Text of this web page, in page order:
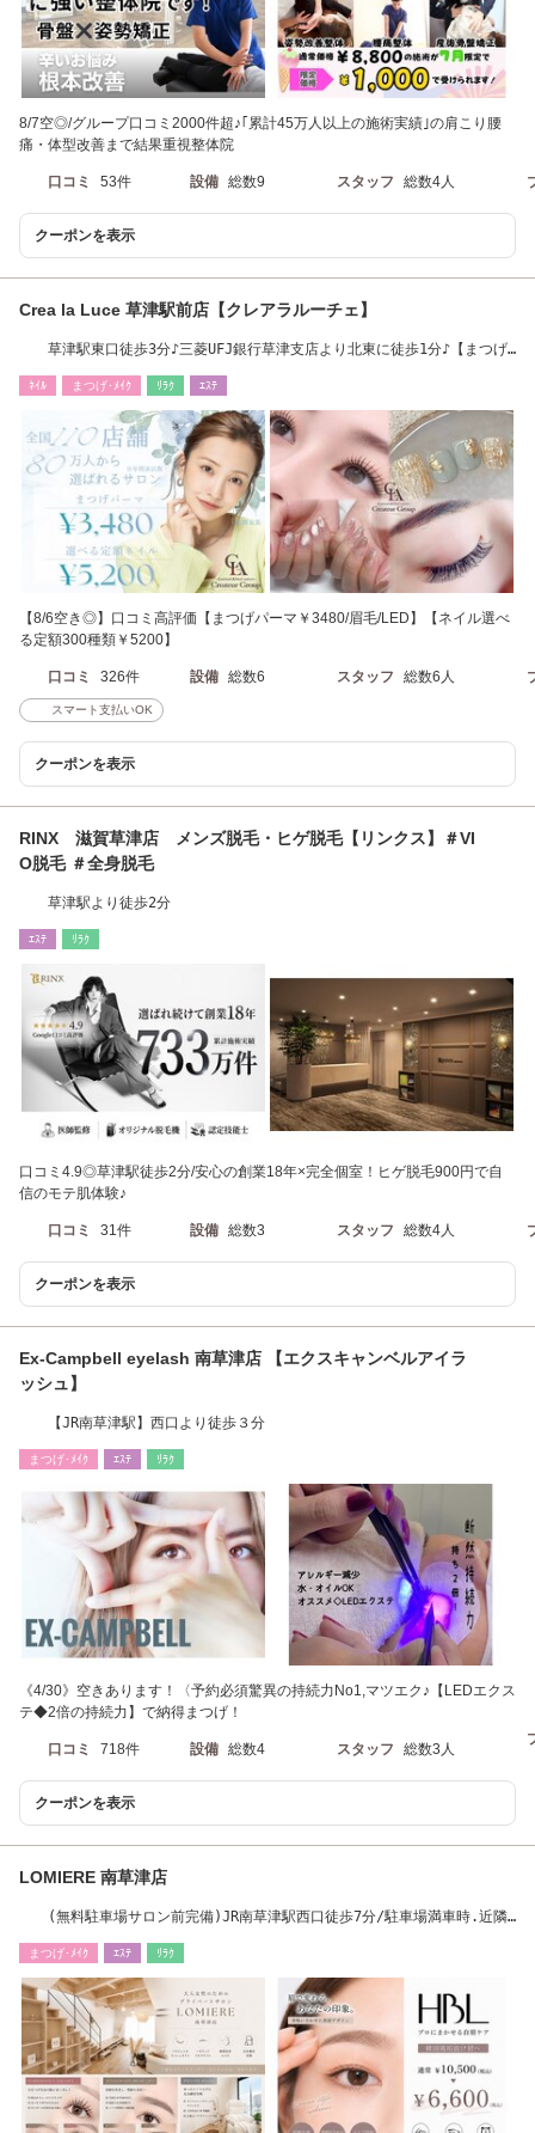
8/7空◎/グループ口コミ2000件超♪｢累計45万人以上の施術実績｣の肩こり腰
痛・体型改善まで結果重視整体院
口コミ 53件 設備 総数9 スタッフ 総数4人
クーポンを表示
Crea la Luce 草津駅前店【クレアラルーチェ】
草津駅東口徒歩3分♪三菱UFJ銀行草津支店より北東に徒歩1分♪【まつげ
ﾈｲﾙ まつげ･ﾒｲｸ ﾘﾗｸ ｴｽﾃ
【8/6空き◎】口コミ高評価【まつげパーマ￥3480/眉毛/LED】【ネイル選べ
る定額300種類￥5200】
口コミ 326件 設備 総数6 スタッフ 総数6人
スマート支払いOK
クーポンを表示
RINX 滋賀草津店 メンズ脱毛・ヒゲ脱毛【リンクス】＃VI
O脱毛 ＃全身脱毛
草津駅より徒歩2分
ｴｽﾃ ﾘﾗｸ
口コミ4.9◎草津駅徒歩2分/安心の創業18年×完全個室！ヒゲ脱毛900円で自
信のモテ肌体験♪
口コミ 31件 設備 総数3 スタッフ 総数4人
クーポンを表示
Ex-Campbell eyelash 南草津店 【エクスキャンベルアイラ
ッシュ】
【JR南草津駅】西口より徒歩３分
まつげ･ﾒｲｸ ｴｽﾃ ﾘﾗｸ
《4/30》空きあります！〈予約必須驚異の持続力No1,マツエク♪【LEDエクス
テ◆2倍の持続力】で納得まつげ！
口コミ 718件 設備 総数4 スタッフ 総数3人
クーポンを表示
LOMIERE 南草津店
(無料駐車場サロン前完備)JR南草津駅西口徒歩7分/駐車場満車時.近隣
まつげ･ﾒｲｸ ｴｽﾃ ﾘﾗｸ